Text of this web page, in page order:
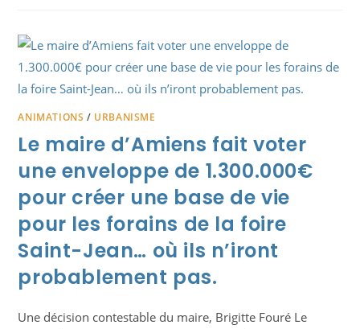
ANIMATIONS / URBANISME
Le maire d’Amiens fait voter
une enveloppe de 1.300.000€
pour créer une base de vie
pour les forains de la foire
Saint-Jean… où ils n’iront
probablement pas.
Une décision contestable du maire, Brigitte Fouré Le